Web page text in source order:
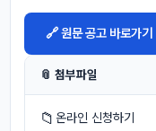
🔗 원문 공고 바로가기
📎 첨부파일
📁 온라인 신청하기